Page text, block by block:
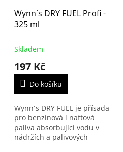
Wynn´s DRY FUEL Profi -
325 ml
Skladem
197 Kč
Do košíku
Wynn´s DRY FUEL je přísada
pro benzínová i naftová
paliva absorbující vodu v
nádržích a palivových
systémech.